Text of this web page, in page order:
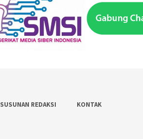
SUSUNAN REDAKSI
KONTAK